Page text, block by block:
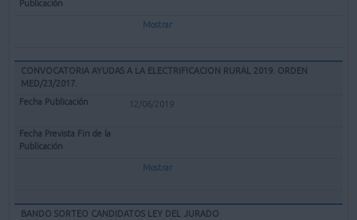
Mostrar
CONVOCATORIA AYUDAS A LA ELECTRIFICACION RURAL 2019. ORDEN
MED/23/2017.
12/06/2019
Mostrar
BANDO SORTEO CANDIDATOS LEY DEL JURADO